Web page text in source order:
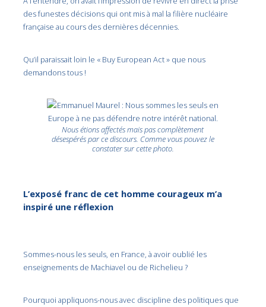
des funestes décisions qui ont mis à mal la filière nucléaire
française au cours des dernières décennies.
Qu’il paraissait loin le « Buy European Act » que nous
demandons tous !
Nous étions affectés mais pas complètement
désespérés par ce discours. Comme vous pouvez le
constater sur cette photo.
L’exposé franc de cet homme courageux m’a
inspiré une réflexion
Sommes-nous les seuls, en France, à avoir oublié les
enseignements de Machiavel ou de Richelieu ?
Pourquoi appliquons-nous avec discipline des politiques que